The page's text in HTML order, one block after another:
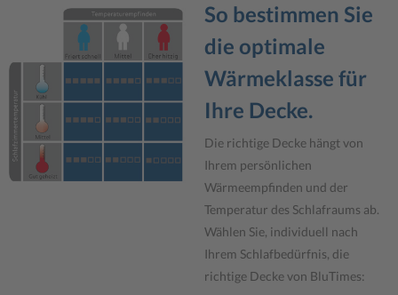
So bestimmen Sie
die optimale
Wärmeklasse für
Ihre Decke.
Die richtige Decke hängt von
Ihrem persönlichen
Wärmeempfinden und der
Temperatur des Schlafraums ab.
Wählen Sie, individuell nach
Ihrem Schlafbedürfnis, die
richtige Decke von BluTimes: